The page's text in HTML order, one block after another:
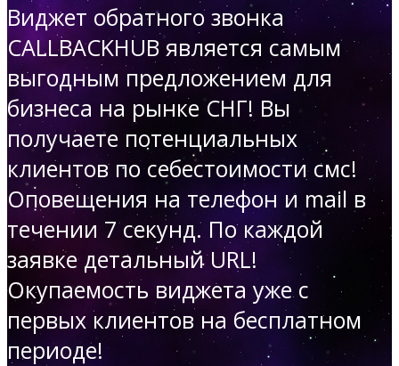
Виджет обратного звонка
CALLBACKHUB является самым
выгодным предложением для
бизнеса на рынке СНГ! Вы
получаете потенциальных
клиентов по себестоимости смс!
Оповещения на телефон и mail в
течении 7 секунд. По каждой
заявке детальный URL!
Окупаемость виджета уже с
первых клиентов на бесплатном
периоде!